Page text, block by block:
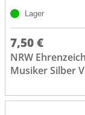
Lager
7,50 €
NRW
Musiker Silber